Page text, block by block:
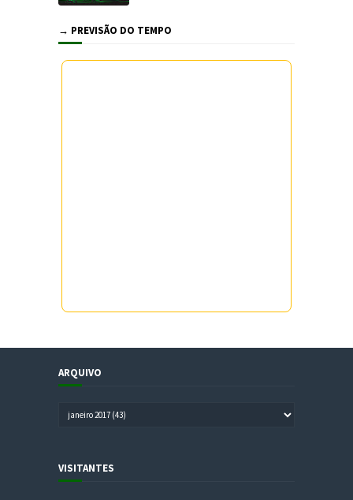
→ PREVISÃO DO TEMPO
ARQUIVO
VISITANTES